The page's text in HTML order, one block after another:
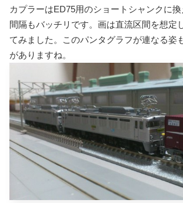
カプラーはED75用のショートシャンクに
間隔もバッチリです。 画は直流区間を想定
てみました。このパンタグラフが連なる姿
がありますね。